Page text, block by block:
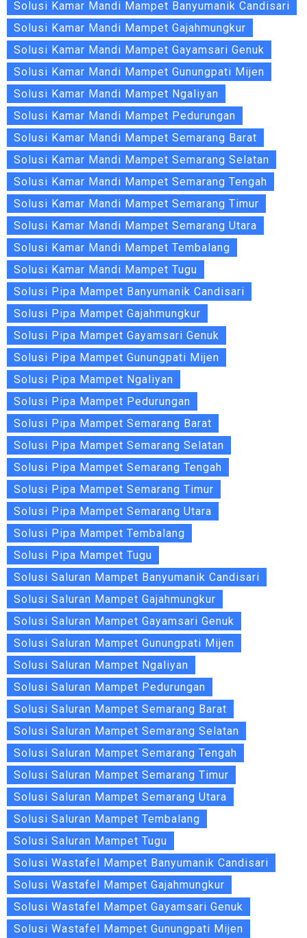
Solusi Kamar Mandi Mampet Banyumanik Candisari
Solusi Kamar Mandi Mampet Gajahmungkur
Solusi Kamar Mandi Mampet Gayamsari Genuk
Solusi Kamar Mandi Mampet Gunungpati Mijen
Solusi Kamar Mandi Mampet Ngaliyan
Solusi Kamar Mandi Mampet Pedurungan
Solusi Kamar Mandi Mampet Semarang Barat
Solusi Kamar Mandi Mampet Semarang Selatan
Solusi Kamar Mandi Mampet Semarang Tengah
Solusi Kamar Mandi Mampet Semarang Timur
Solusi Kamar Mandi Mampet Semarang Utara
Solusi Kamar Mandi Mampet Tembalang
Solusi Kamar Mandi Mampet Tugu
Solusi Pipa Mampet Banyumanik Candisari
Solusi Pipa Mampet Gajahmungkur
Solusi Pipa Mampet Gayamsari Genuk
Solusi Pipa Mampet Gunungpati Mijen
Solusi Pipa Mampet Ngaliyan
Solusi Pipa Mampet Pedurungan
Solusi Pipa Mampet Semarang Barat
Solusi Pipa Mampet Semarang Selatan
Solusi Pipa Mampet Semarang Tengah
Solusi Pipa Mampet Semarang Timur
Solusi Pipa Mampet Semarang Utara
Solusi Pipa Mampet Tembalang
Solusi Pipa Mampet Tugu
Solusi Saluran Mampet Banyumanik Candisari
Solusi Saluran Mampet Gajahmungkur
Solusi Saluran Mampet Gayamsari Genuk
Solusi Saluran Mampet Gunungpati Mijen
Solusi Saluran Mampet Ngaliyan
Solusi Saluran Mampet Pedurungan
Solusi Saluran Mampet Semarang Barat
Solusi Saluran Mampet Semarang Selatan
Solusi Saluran Mampet Semarang Tengah
Solusi Saluran Mampet Semarang Timur
Solusi Saluran Mampet Semarang Utara
Solusi Saluran Mampet Tembalang
Solusi Saluran Mampet Tugu
Solusi Wastafel Mampet Banyumanik Candisari
Solusi Wastafel Mampet Gajahmungkur
Solusi Wastafel Mampet Gayamsari Genuk
Solusi Wastafel Mampet Gunungpati Mijen